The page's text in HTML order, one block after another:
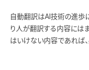
自動翻訳はAI技術の進歩
り人が翻訳する内容には
はいけない内容であれば、